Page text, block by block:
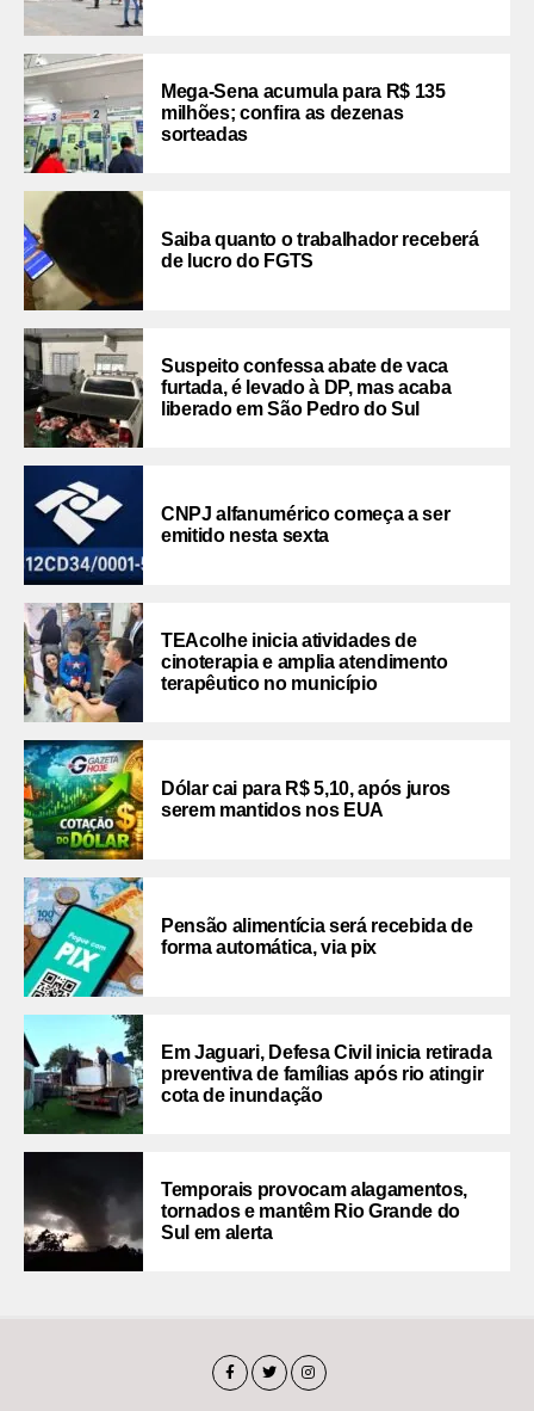
Mega-Sena acumula para R$ 135
milhões; confira as dezenas
sorteadas
Saiba quanto o trabalhador receberá
de lucro do FGTS
Suspeito confessa abate de vaca
furtada, é levado à DP, mas acaba
liberado em São Pedro do Sul
CNPJ alfanumérico começa a ser
emitido nesta sexta
TEAcolhe inicia atividades de
cinoterapia e amplia atendimento
terapêutico no município
Dólar cai para R$ 5,10, após juros
serem mantidos nos EUA
Pensão alimentícia será recebida de
forma automática, via pix
Em Jaguari, Defesa Civil inicia retirada
preventiva de famílias após rio atingir
cota de inundação
Temporais provocam alagamentos,
tornados e mantêm Rio Grande do
Sul em alerta